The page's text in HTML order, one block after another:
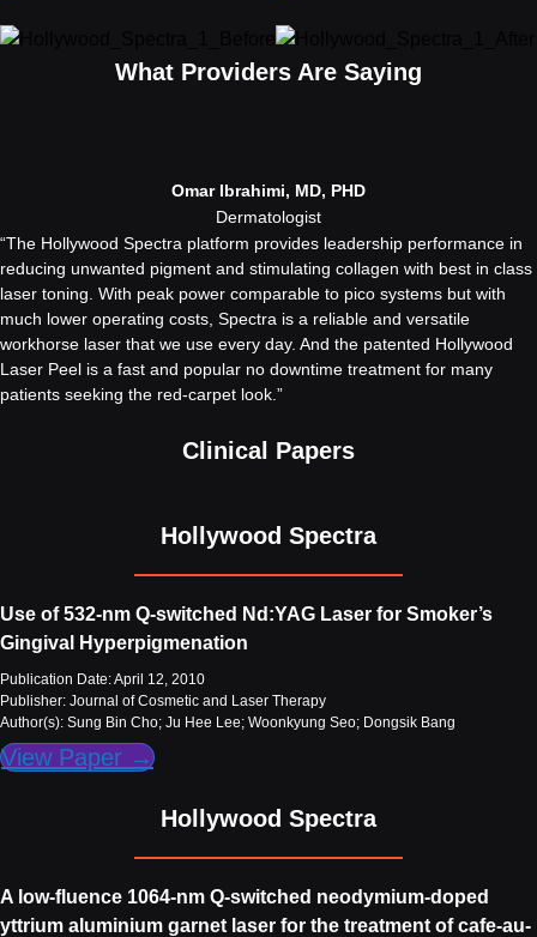
What Providers Are Saying
Omar Ibrahimi, MD, PHD
Dermatologist
“The Hollywood Spectra platform provides leadership performance in
reducing unwanted pigment and stimulating collagen with best in class
laser toning. With peak power comparable to pico systems but with
much lower operating costs, Spectra is a reliable and versatile
workhorse laser that we use every day. And the patented Hollywood
Laser Peel is a fast and popular no downtime treatment for many
patients seeking the red-carpet look.”
Clinical Papers
Hollywood Spectra
Use of 532-nm Q-switched Nd:YAG Laser for Smoker’s
Gingival Hyperpigmenation
Publication Date: April 12, 2010
Publisher: Journal of Cosmetic and Laser Therapy
Author(s): Sung Bin Cho; Ju Hee Lee; Woonkyung Seo; Dongsik Bang
View Paper →
Hollywood Spectra
A low-fluence 1064-nm Q-switched neodymium-doped
yttrium aluminium garnet laser for the treatment of cafe-au-